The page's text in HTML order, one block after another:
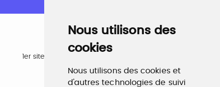
Nous utilisons des
cookies
Nous utilisons des cookies et
d'autres technologies de suivi
Emploi
1er site emploi du secteur culturel 784.000 visites et
www.profilculture.com